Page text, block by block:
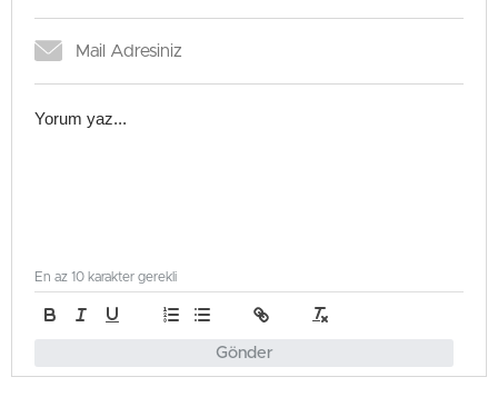
Gönder
En az 10 karakter gerekli